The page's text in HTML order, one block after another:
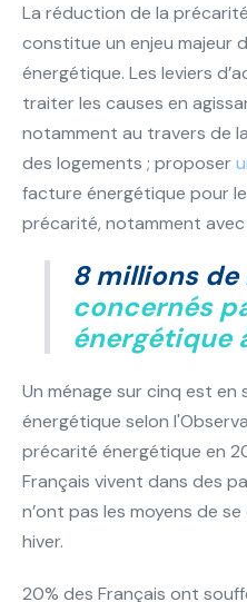
La réduction de la
constitue un enjeu majeur
énergétique. Les leviers
traiter les causes en
notamment au travers de
des logements ; proposer
facture énergétique pour
précarité, notamment avec
8 millions de
concernés
énergétique
Un ménage sur cinq est
énergétique selon
précarité énergétique en
Français vivent dans des
n’ont pas les moyens de
hiver.
20% des Français ont